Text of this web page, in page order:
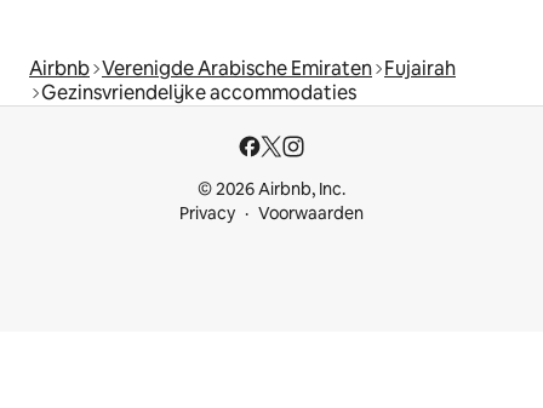
Airbnb Verenigde Arabische Emiraten Fujairah
Gezinsvriendelijke accommodaties
© 2026 Airbnb, Inc.
Privacy
Voorwaarden